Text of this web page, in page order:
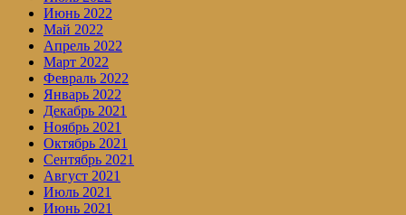
Июнь 2022
Май 2022
Апрель 2022
Март 2022
Февраль 2022
Январь 2022
Декабрь 2021
Ноябрь 2021
Октябрь 2021
Сентябрь 2021
Август 2021
Июль 2021
Июнь 2021